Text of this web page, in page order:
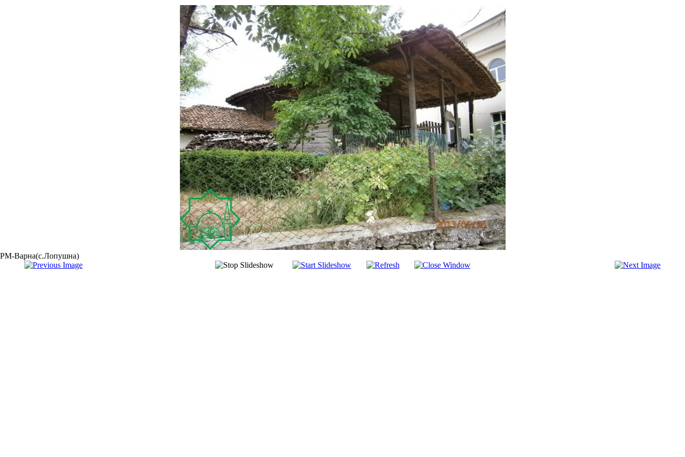
РМ-Варна(с.Лопушна)